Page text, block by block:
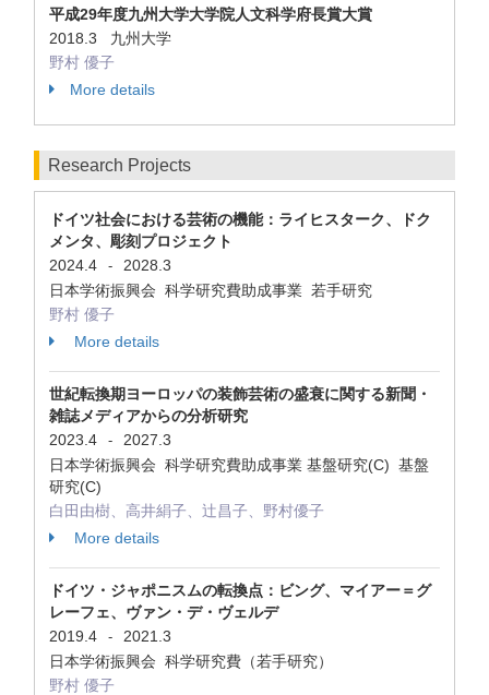
平成29年度九州大学大学院人文科学府長賞大賞
2018.3 九州大学
野村 優子
More details
Research Projects
ドイツ社会における芸術の機能：ライヒスターク、ドク
メンタ、彫刻プロジェクト
2024.4
-
2028.3
日本学術振興会 科学研究費助成事業 若手研究
野村 優子
More details
世紀転換期ヨーロッパの装飾芸術の盛衰に関する新聞・
雑誌メディアからの分析研究
2023.4
-
2027.3
日本学術振興会 科学研究費助成事業 基盤研究(C) 基盤
研究(C)
白田由樹、高井絹子、辻昌子、野村優子
More details
ドイツ・ジャポニスムの転換点：ビング、マイアー＝グ
レーフェ、ヴァン・デ・ヴェルデ
2019.4
-
2021.3
日本学術振興会 科学研究費（若手研究）
野村 優子